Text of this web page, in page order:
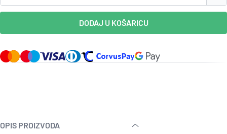
OPIS PROIZVODA
DODAJ U KOŠARICU